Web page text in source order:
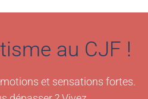
au CJF !
et sensations fortes.